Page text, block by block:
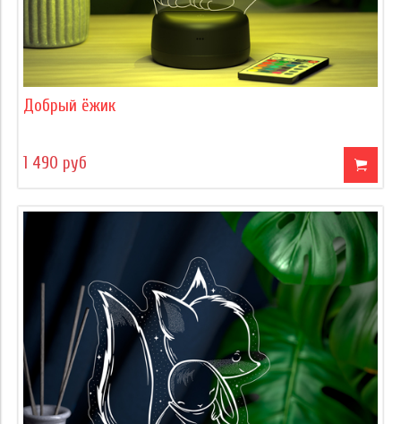
Добрый ёжик
1 490 руб